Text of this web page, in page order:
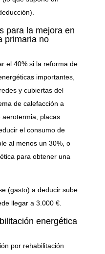
para la mejora en
primaria no
el 40% si la reforma de
importantes,
y cubiertas del
de calefacción a
placas
el consumo de
al menos un 30%, o
para obtener una
(gasto) a deducir sube
llegar a 3.000 €.
energética
por rehabilitación